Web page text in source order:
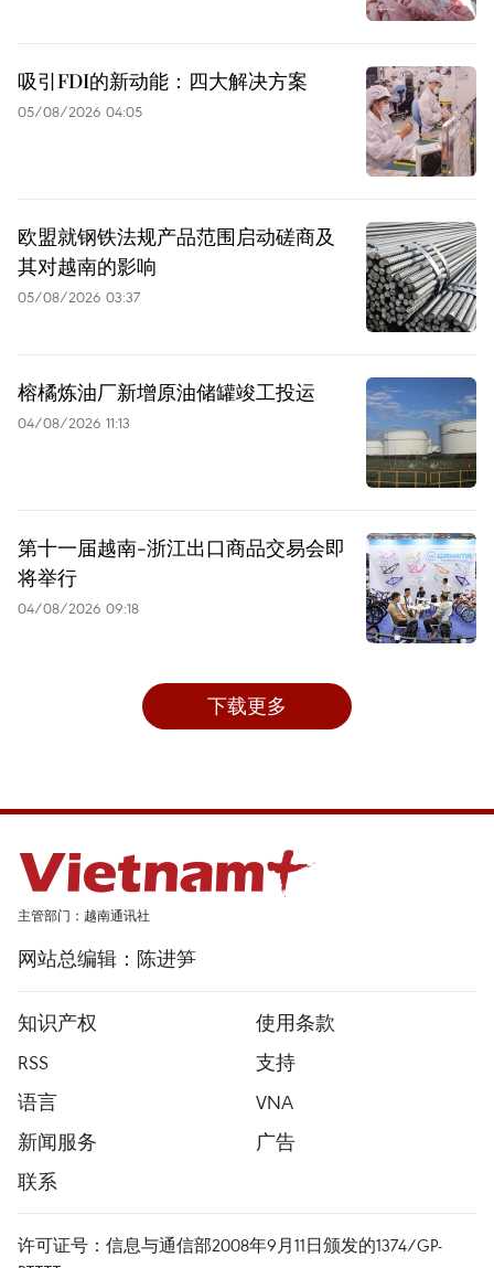
吸引FDI的新动能：四大解决方案
05/08/2026 04:05
欧盟就钢铁法规产品范围启动磋商及
其对越南的影响
05/08/2026 03:37
榕橘炼油厂新增原油储罐竣工投运
04/08/2026 11:13
第十一届越南-浙江出口商品交易会即
将举行
04/08/2026 09:18
下载更多
主管部门：越南通讯社
网站总编辑：陈进笋
知识产权
使用条款
RSS
支持
语言
VNA
新闻服务
广告
联系
许可证号：信息与通信部2008年9月11日颁发的1374/GP-